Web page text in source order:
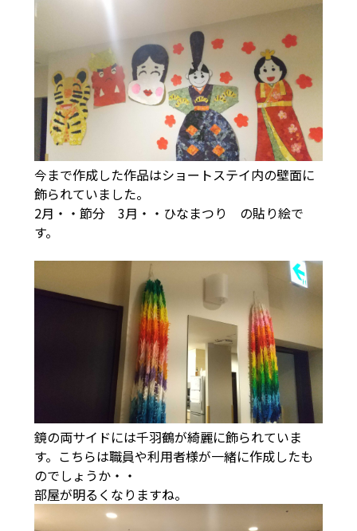
今まで作成した作品はショートステイ内の壁面に
飾られていました。
2月・・節分 3月・・ひなまつり の貼り絵で
す。
鏡の両サイドには千羽鶴が綺麗に飾られていま
す。こちらは職員や利用者様が一緒に作成したも
のでしょうか・・
部屋が明るくなりますね。